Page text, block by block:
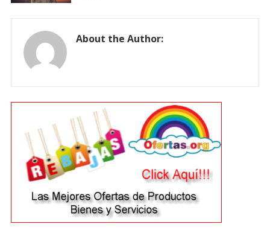
About the Author: